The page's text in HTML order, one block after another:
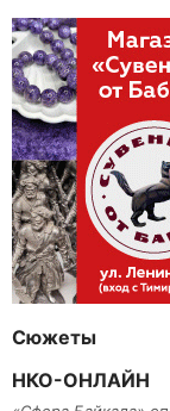
Сюжеты
НКО-ОНЛАЙН